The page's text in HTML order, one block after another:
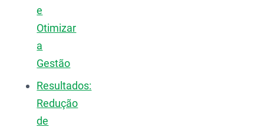
e
Otimizar
a
Gestão
Resultados:
Redução
de